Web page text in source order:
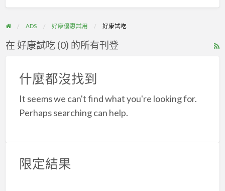
ADS 好康優惠試用 好康試吃
在 好康試吃 (0) 的所有刊登
什麼都沒找到
It seems we can't find what you're looking for.
Perhaps searching can help.
限定結果